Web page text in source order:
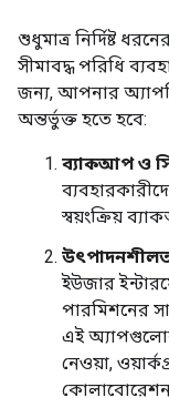
শুধুমাত্র নির্দিষ্ট
সীমাবদ্ধ পরিধি
জন্য, আপনার
অন্তর্ভুক্ত হতে হবে:
ব্যাকআপ ও
স্বয়ংক্রিয়
ইউজার
পারমিশনের
এই অ্যাপগুলোর
নেওয়া,